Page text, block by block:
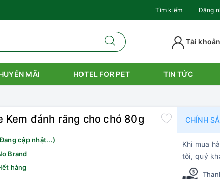
Tìm kiếm Đăng
Tài khoản
MÃI HOTEL FOR PET TIN TỨC
Kem đánh răng cho chó 80g
cập nhật...)
Brand
hàng
CHÍNH
Khi mua
tôi, quý